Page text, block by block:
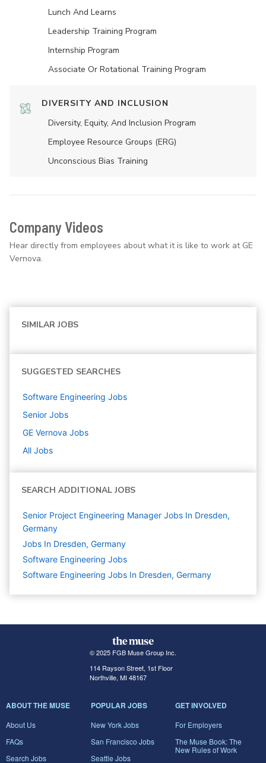
Lunch And Learns
Leadership Training Program
Internship Program
Associate Or Rotational Training Program
DIVERSITY AND INCLUSION
Diversity, Equity, And Inclusion Program
Employee Resource Groups (ERG)
Unconscious Bias Training
Company Videos
Hear directly from employees about what it is like to work at GE
Vernova.
SIMILAR JOBS
SUGGESTED SEARCHES
Software Engineering Jobs
Senior Jobs
GE Vernova Jobs
All Jobs
SEARCH ADDITIONAL JOBS
Senior Project Engineering Manager Jobs In Dresden,
Germany
Jobs In Dresden, Germany
Software Engineering Jobs
Software Engineering Jobs In Dresden, Germany
© 2025 FGB Muse Group Inc.
114 Rayson Street, 1st Floor
Northville, MI 48167
ABOUT THE MUSE
About Us
FAQs
Search Jobs
POPULAR JOBS
New York Jobs
San Francisco Jobs
Seattle Jobs
GET INVOLVED
For Employers
The Muse Book: The
New Rules of Work